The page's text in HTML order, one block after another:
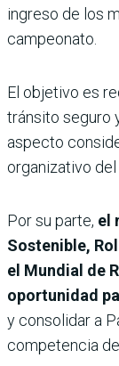
ingreso de los
campeonato.
El objetivo es
tránsito seguro
aspecto
organizativo del
Por su parte, el
Sostenible,
el Mundial de
oportunidad
y consolidar a
competencia